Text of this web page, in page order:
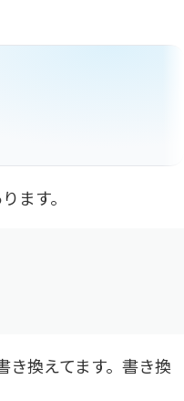
ます。
換えてます。書き換